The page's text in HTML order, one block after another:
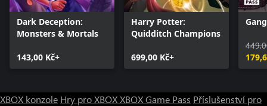
Dark Deception:
Monsters & Mortals
143,00 Kč+
Harry Potter:
Quidditch Champions
699,00 Kč+
XBOX konzole Hry pro XBOXXBOX Game Pass Příslušenství pro